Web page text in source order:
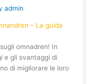
admin
– La guida
omnadren! In
e gli svantaggi di
di migliorare le loro